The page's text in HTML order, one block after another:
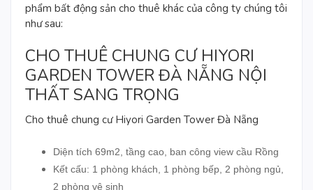
phẩm bất động sản cho thuê khác của công ty chúng tôi
như sau:
CHO THUÊ CHUNG CƯ HIYORI
GARDEN TOWER ĐÀ NẴNG NỘI
THẤT SANG TRỌNG
Cho thuê chung cư Hiyori Garden Tower Đà Nẵng
Diện tích 69m2, tầng cao, ban công view cầu Rồng
Kết cấu: 1 phòng khách, 1 phòng bếp, 2 phòng ngủ,
2 phòng vệ sinh